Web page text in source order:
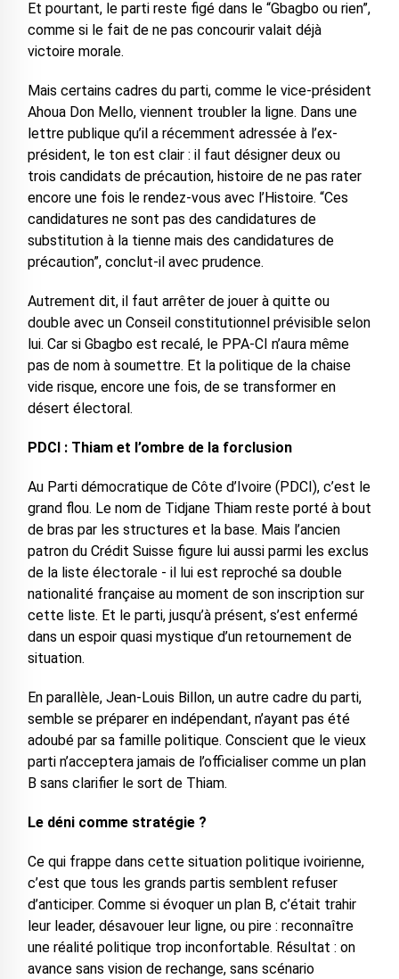
Et pourtant, le parti reste figé dans le “Gbagbo ou rien”,
comme si le fait de ne pas concourir valait déjà
victoire morale.
Mais certains cadres du parti, comme le vice-président
Ahoua Don Mello, viennent troubler la ligne. Dans une
lettre publique qu’il a récemment adressée à l’ex-
président, le ton est clair : il faut désigner deux ou
trois candidats de précaution, histoire de ne pas rater
encore une fois le rendez-vous avec l’Histoire. “Ces
candidatures ne sont pas des candidatures de
substitution à la tienne mais des candidatures de
précaution”, conclut-il avec prudence.
Autrement dit, il faut arrêter de jouer à quitte ou
double avec un Conseil constitutionnel prévisible selon
lui. Car si Gbagbo est recalé, le PPA-CI n’aura même
pas de nom à soumettre. Et la politique de la chaise
vide risque, encore une fois, de se transformer en
désert électoral.
PDCI : Thiam et l’ombre de la forclusion
Au Parti démocratique de Côte d’Ivoire (PDCI), c’est le
grand flou. Le nom de Tidjane Thiam reste porté à bout
de bras par les structures et la base. Mais l’ancien
patron du Crédit Suisse figure lui aussi parmi les exclus
de la liste électorale - il lui est reproché sa double
nationalité française au moment de son inscription sur
cette liste. Et le parti, jusqu’à présent, s’est enfermé
dans un espoir quasi mystique d’un retournement de
situation.
En parallèle, Jean-Louis Billon, un autre cadre du parti,
semble se préparer en indépendant, n’ayant pas été
adoubé par sa famille politique. Conscient que le vieux
parti n’acceptera jamais de l’officialiser comme un plan
B sans clarifier le sort de Thiam.
Le déni comme stratégie ?
Ce qui frappe dans cette situation politique ivoirienne,
c’est que tous les grands partis semblent refuser
d’anticiper. Comme si évoquer un plan B, c’était trahir
leur leader, désavouer leur ligne, ou pire : reconnaître
une réalité politique trop inconfortable. Résultat : on
avance sans vision de rechange, sans scénario